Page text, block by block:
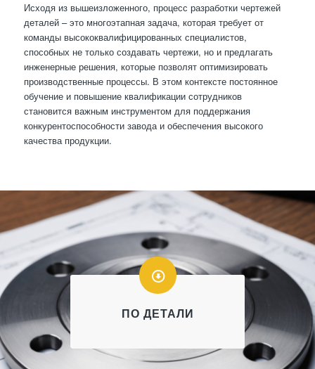
Исходя из вышеизложенного, процесс разработки чертежей
деталей – это многоэтапная задача, которая требует от
команды высококвалифицированных специалистов,
способных не только создавать чертежи, но и предлагать
инженерные решения, которые позволят оптимизировать
производственные процессы. В этом контексте постоянное
обучение и повышение квалификации сотрудников
становится важным инструментом для поддержания
конкурентоспособности завода и обеспечения высокого
качества продукции.
ПО ДЕТАЛИ